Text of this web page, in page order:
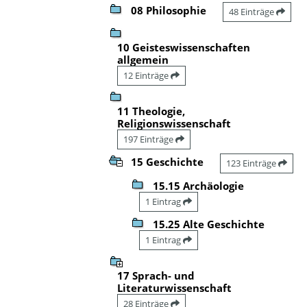
08 Philosophie 48 Einträge
10 Geisteswissenschaften
allgemein
12 Einträge
11 Theologie,
Religionswissenschaft
197 Einträge
15 Geschichte 123 Einträge
15.15 Archäologie
1 Eintrag
15.25 Alte Geschichte
1 Eintrag
17 Sprach- und
Literaturwissenschaft
28 Einträge